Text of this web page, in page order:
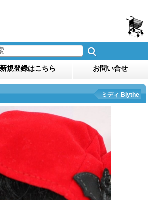
新規登録はこちら お問い合せ
ミディ Blythe